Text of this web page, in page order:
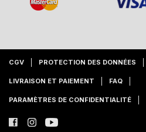
CGV PROTECTION DES DONNÉES
LIVRAISON ET PAIEMENT FAQ
PARAMÈTRES DE CONFIDENTIALITÉ